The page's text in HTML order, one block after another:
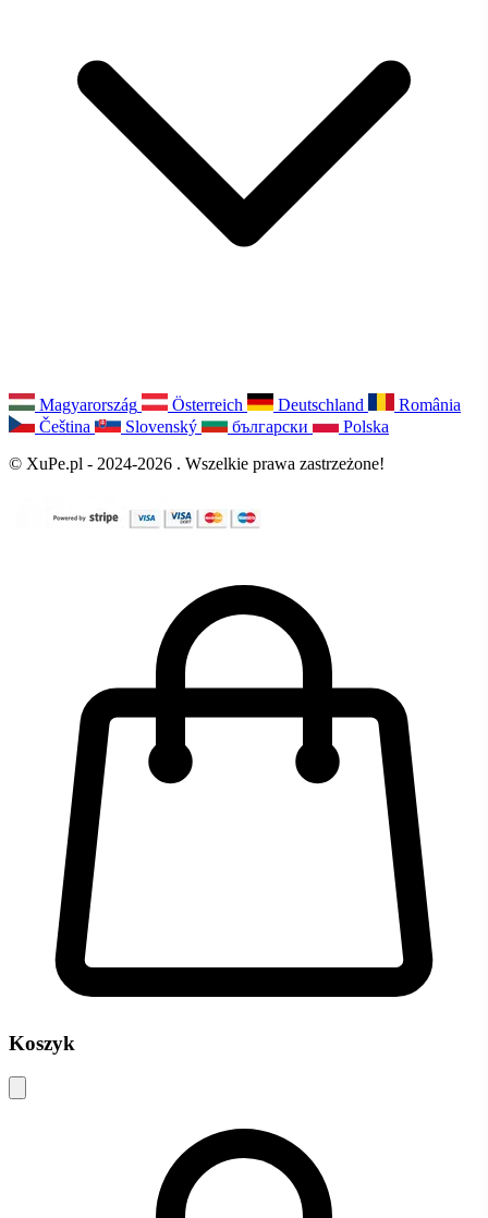
Magyarország Österreich Deutschland
România
Čeština
Slovenský български
Polska
© XuPe.pl - 2024-2026 . Wszelkie prawa zastrzeżone!
Koszyk